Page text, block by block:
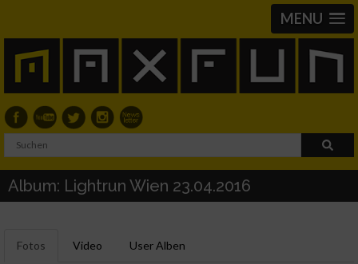
MENU
Album: Lightrun Wien 23.04.2016
Fotos Video User Alben